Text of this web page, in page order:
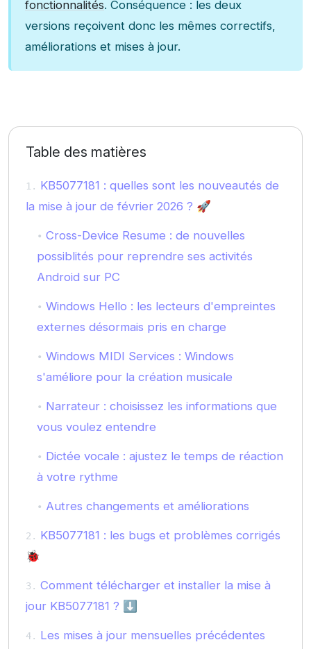
fonctionnalités. Conséquence : les deux
versions reçoivent donc les mêmes correctifs,
améliorations et mises à jour.
Table des matières
KB5077181 : quelles sont les nouveautés de
la mise à jour de février 2026 ? 🚀
Cross-Device Resume : de nouvelles
possiblités pour reprendre ses activités
Android sur PC
Windows Hello : les lecteurs d'empreintes
externes désormais pris en charge
Windows MIDI Services : Windows
s'améliore pour la création musicale
Narrateur : choisissez les informations que
vous voulez entendre
Dictée vocale : ajustez le temps de réaction
à votre rythme
Autres changements et améliorations
KB5077181 : les bugs et problèmes corrigés
🐞
Comment télécharger et installer la mise à
jour KB5077181 ? ⬇️
Les mises à jour mensuelles précédentes